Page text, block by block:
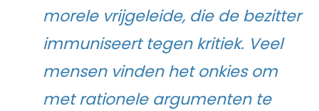
morele vrijgeleide, die de bezitter
immuniseert tegen kritiek. Veel
mensen vinden het onkies om
met rationele argumenten te